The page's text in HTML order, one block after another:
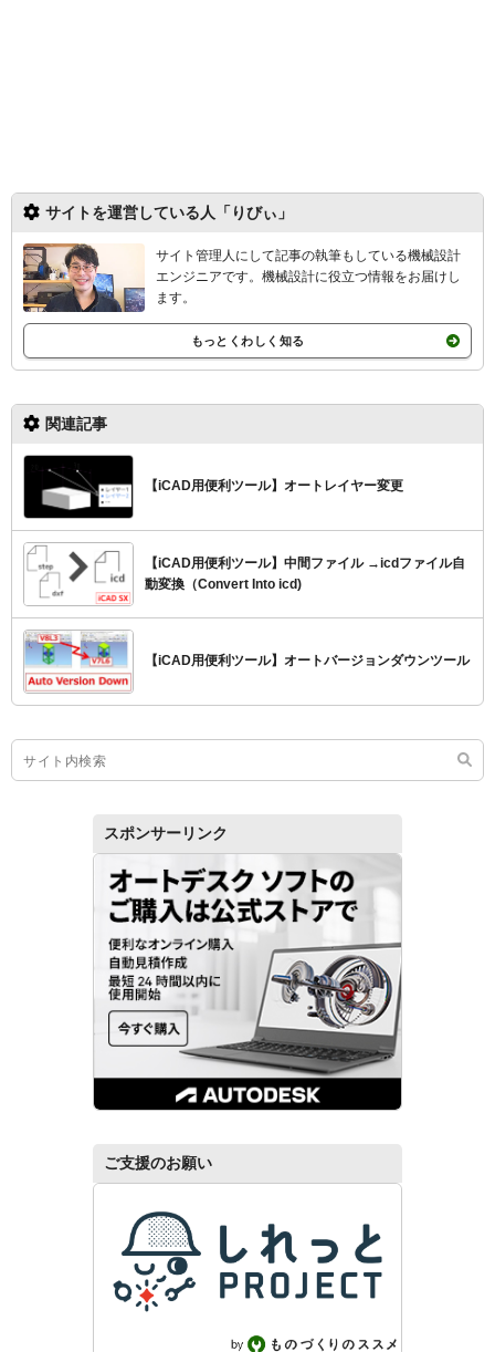
関連記事
【iCAD用便利ツール】オートレイヤー変更
【iCAD用便利ツール】中間ファイル →icdファイル自
動変換（Convert Into icd)
【iCAD用便利ツール】オートバージョンダウンツール
サイトを運営している人「りびぃ」
サイト管理人にして記事の執筆もしている機械設計
エンジニアです。機械設計に役立つ情報をお届けし
ます。
もっとくわしく知る
スポンサーリンク
ご支援のお願い